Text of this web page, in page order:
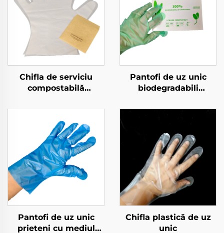
Chifla de serviciu
compostabilă
compostabilă din
material PLA PBAT
amidoară de porumb
Pantofi de uz unic
biodegradabili
compostați din
amido de porumb
Pantofi de uz unic
prieteni cu mediul
Chifla plastică de uz
unic